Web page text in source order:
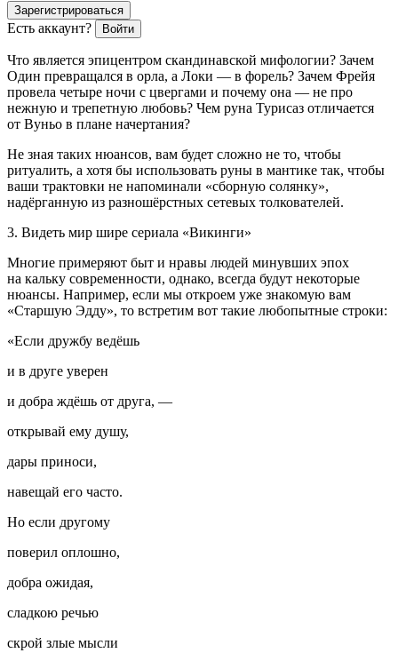
Зарегистрироваться
Есть аккаунт? Войти
Что является эпицентром скандинавской мифологии? Зачем
Один превращался в орла, а Локи — в форель? Зачем Фрейя
провела четыре ночи с цвергами и почему она — не про
нежную и трепетную любовь? Чем руна Турисаз отличается
от Вуньо в плане начертания?
Не зная таких нюансов, вам будет сложно не то, чтобы
ритуалить, а хотя бы использовать руны в мантике так, чтобы
ваши трактовки не напоминали «сборную солянку»,
надёрганную из разношёрстных сетевых толкователей.
3. Видеть мир шире сериала «Викинги»
Многие примеряют быт и нравы людей минувших эпох
на кальку современности, однако, всегда будут некоторые
нюансы. Например, если мы откроем уже знакомую вам
«Старшую Эдду», то встретим вот такие любопытные строки:
«Если дружбу ведёшь
и в друге уверен
и добра ждёшь от друга, —
открывай ему душу,
дары приноси,
навещай его часто.
Но если другому
поверил оплошно,
добра ожидая,
сладкою речью
скрой злые мысли